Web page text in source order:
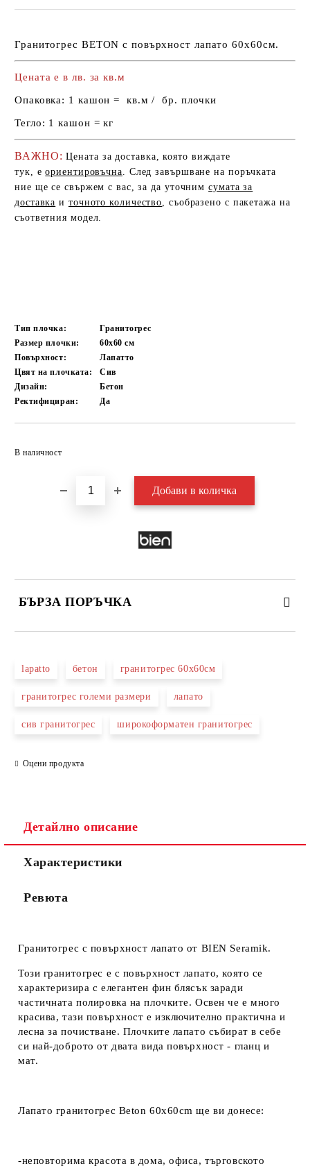
Гранитогрес BETON с повърхност лапато 60x60см.
Цената е в лв. за кв.м
Опаковка: 1 кашон = кв.м / бр. плочки
Тегло: 1 кашон = кг
ВАЖНО: Цената за доставка, която виждате
тук, еориентировъчна. След завършване на поръчката
ние ще се свържем с вас, за да уточнимсумата за
доставка и точното количество, съобразено с пакетажа на
съответния модел.
Тип плочка:
Гранитогрес
Размер плочки:
60x60см
Повърхност:
Лапатто
Цвят на плочката:
Сив
Дизайн:
Бетон
Ректифициран:
Да
В наличност
БЪРЗА ПОРЪЧКА
Ние ще се свържем с вас в рамките на работния ден.
lapatto бетон гранитогрес 60х60см
гранитогрес големи размери лапато
сив гранитогрес широкоформатен гранитогрес
Оцени продукта
Детайлно описание
Характеристики
Ревюта
Гранитогрес с повърхност лапато от BIEN Seramik.
Този гранитогрес е с повърхност лапато, която се
характеризира с елегантен фин блясък заради
частичната полировка на плочките. Освен че е много
красива, тази повърхност е изключително практична и
лесна за почистване. Плочките лапато събират в себе
си най-доброто от двата вида повърхност - гланц и
мат.
Лапато гранитогрес Beton 60x60cm ще ви донесе:
-неповторима красота в дома, офиса, търговското